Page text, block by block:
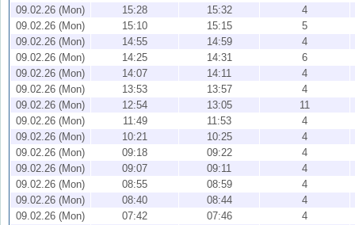
09.02.26 (Mon)
15:28 15:32
4
09.02.26 (Mon)
15:10 15:15
5
09.02.26 (Mon)
14:55 14:59
4
09.02.26 (Mon)
14:25 14:31
6
09.02.26 (Mon)
14:07 14:11
4
09.02.26 (Mon)
13:53 13:57
4
09.02.26 (Mon)
12:54 13:05
11
09.02.26 (Mon)
11:49 11:53
4
09.02.26 (Mon)
10:21 10:25
4
09.02.26 (Mon)
09:18 09:22
4
09.02.26 (Mon)
09:07 09:11
4
09.02.26 (Mon)
08:55 08:59
4
09.02.26 (Mon)
08:40 08:44
4
09.02.26 (Mon)
07:42 07:46
4